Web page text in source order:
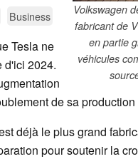
Volkswagen
fabricant de
en partie
véhicules
Business
Tesla ne
d'ici 2024.
de sa
déjà le plus grand
pour soutenir la